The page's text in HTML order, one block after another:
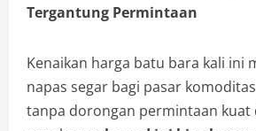
Tergantung Permintaan
Kenaikan harga batu bara kali ini
napas segar bagi pasar
tanpa dorongan permintaan kuat